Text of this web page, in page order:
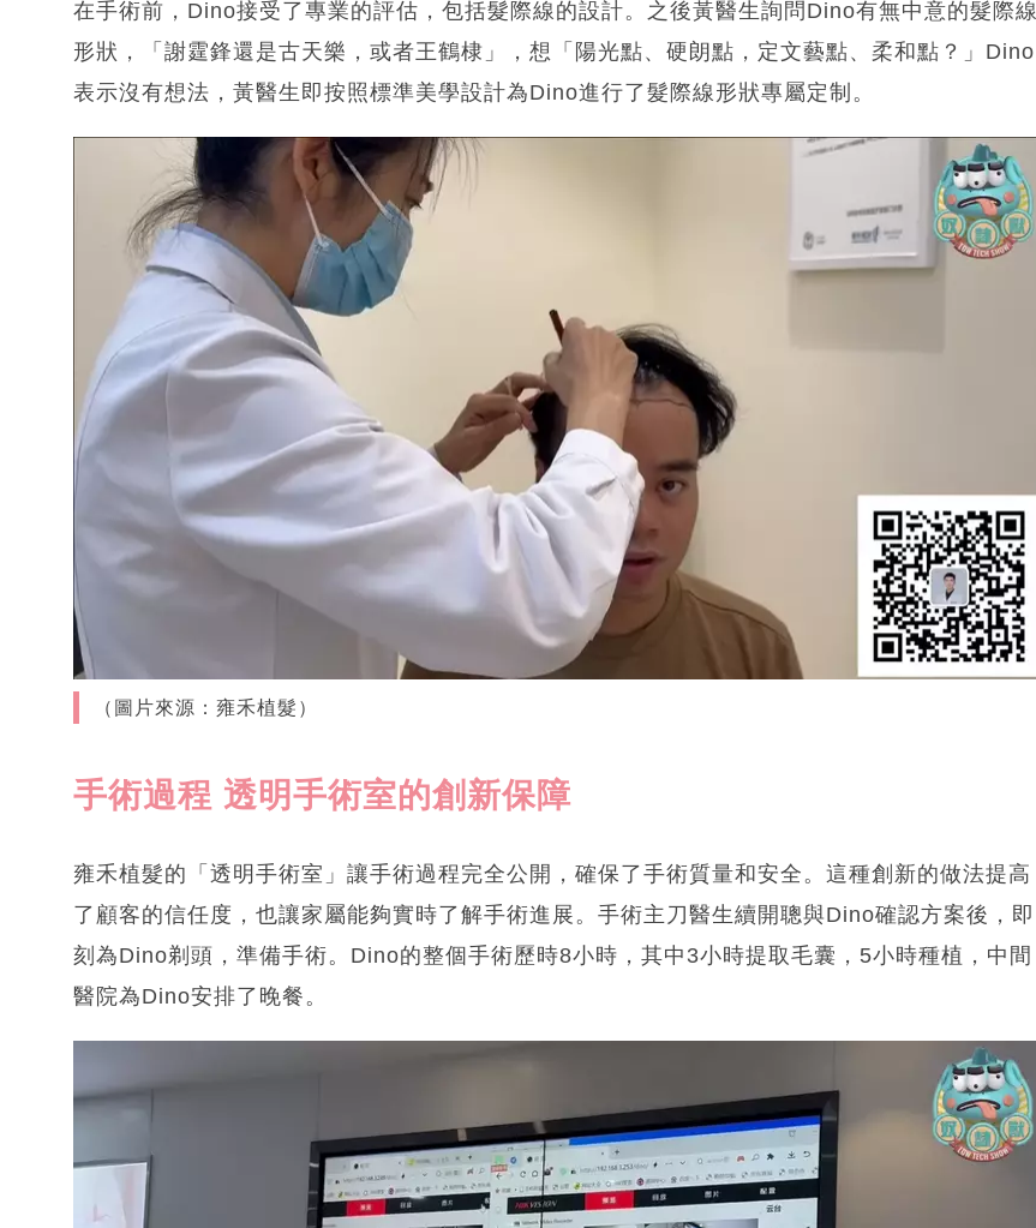
在手術前，Dino接受了專業的評估，包括髮際線的設計。之後黃醫生詢問Dino有無中意的髮際線
形狀，「謝霆鋒還是古天樂，或者王鶴棣」，想「陽光點、硬朗點，定文藝點、柔和點？」Dino
表示沒有想法，黃醫生即按照標準美學設計為Dino進行了髮際線形狀專屬定制。
（圖片來源：雍禾植髮）
手術過程 透明手術室的創新保障
雍禾植髮的「透明手術室」讓手術過程完全公開，確保了手術質量和安全。這種創新的做法提高
了顧客的信任度，也讓家屬能夠實時了解手術進展。手術主刀醫生續開聰與Dino確認方案後，即
刻為Dino剃頭，準備手術。Dino的整個手術歷時8小時，其中3小時提取毛囊，5小時種植，中間
醫院為Dino安排了晚餐。